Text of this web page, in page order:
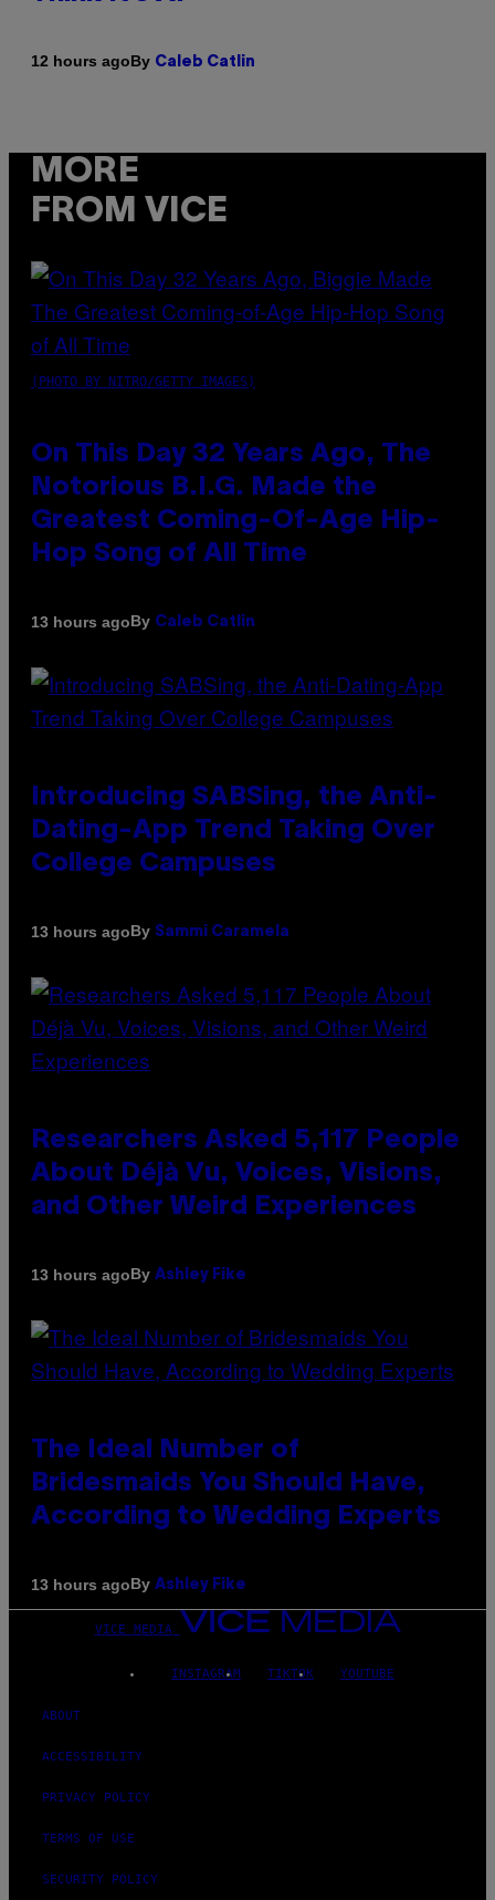
12 hours agoBy Caleb Catlin
MORE
FROM VICE
(PHOTO BY NITRO/GETTY IMAGES)
On This Day 32 Years Ago, The
Notorious B.I.G. Made the
Greatest Coming-Of-Age Hip-
Hop Song of All Time
13 hours agoBy Caleb Catlin
Introducing SABSing, the Anti-
Dating-App Trend Taking Over
College Campuses
13 hours agoBy Sammi Caramela
Researchers Asked 5,117 People
About Déjà Vu, Voices, Visions,
and Other Weird Experiences
13 hours agoBy Ashley Fike
The Ideal Number of
Bridesmaids You Should Have,
According to Wedding Experts
13 hours agoBy Ashley Fike
VICE MEDIA
INSTAGRAM TIKTOK YOUTUBE
ABOUT
ACCESSIBILITY
PRIVACY POLICY
TERMS OF USE
SECURITY POLICY